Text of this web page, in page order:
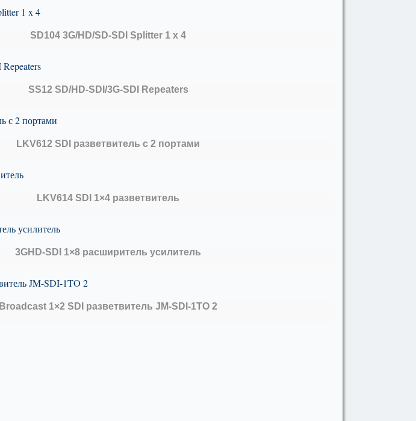
SD104 3G/HD/SD-SDI Splitter 1 x 4
SS12 SD/HD-SDI/3G-SDI Repeaters
LKV612 SDI разветвитель с 2 портами
LKV614 SDI 1×4 разветвитель
3GHD-SDI 1×8 расширитель усилитель
Broadcast 1×2 SDI разветвитель JM-SDI-1TO 2